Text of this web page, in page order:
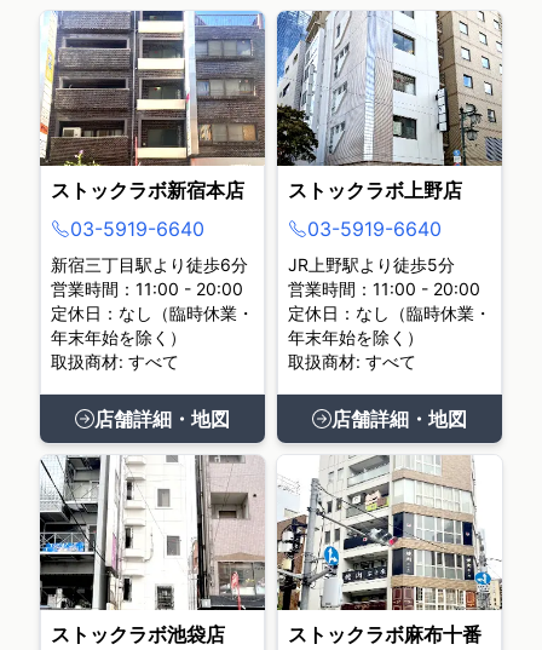
ストックラボ新宿本店
03-5919-6640
新宿三丁目駅より徒歩6分
営業時間：11:00 - 20:00
定休日：なし（臨時休業・
年末年始を除く）
取扱商材: すべて
店舗詳細・地図
ストックラボ上野店
03-5919-6640
JR上野駅より徒歩5分
営業時間：11:00 - 20:00
定休日：なし（臨時休業・
年末年始を除く）
取扱商材: すべて
店舗詳細・地図
ストックラボ池袋店
ストックラボ麻布十番